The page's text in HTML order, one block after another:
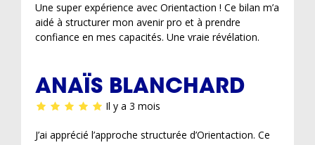
Une super expérience avec Orientaction ! Ce bilan m’a
aidé à structurer mon avenir pro et à prendre
confiance en mes capacités. Une vraie révélation.
ANAÏS BLANCHARD
Il y a 3 mois
J’ai apprécié l’approche structurée d’Orientaction. Ce